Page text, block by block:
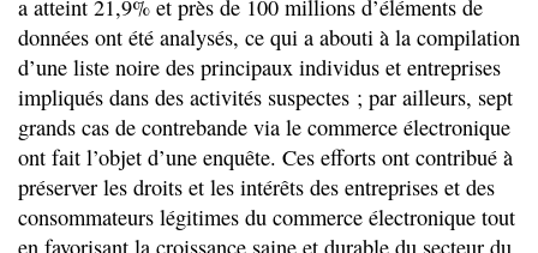
a atteint 21,9% et près de 100 millions d’éléments de
données ont été analysés, ce qui a abouti à la compilation
d’une liste noire des principaux individus et entreprises
impliqués dans des activités suspectes ; par ailleurs, sept
grands cas de contrebande via le commerce électronique
ont fait l’objet d’une enquête. Ces efforts ont contribué à
préserver les droits et les intérêts des entreprises et des
consommateurs légitimes du commerce électronique tout
en favorisant la croissance saine et durable du secteur du